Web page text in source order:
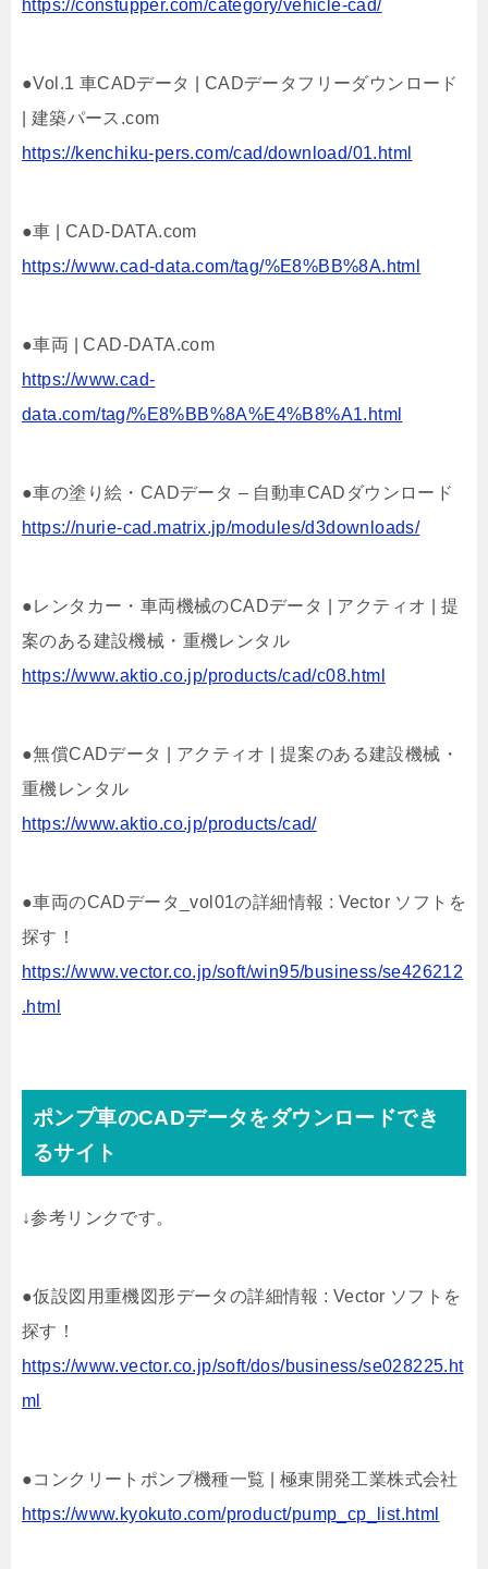
https://constupper.com/category/vehicle-cad/
●Vol.1 車CADデータ | CADデータフリーダウンロード
| 建築パース.com
https://kenchiku-pers.com/cad/download/01.html
●車 | CAD-DATA.com
https://www.cad-data.com/tag/%E8%BB%8A.html
●車両 | CAD-DATA.com
https://www.cad-
data.com/tag/%E8%BB%8A%E4%B8%A1.html
●車の塗り絵・CADデータ – 自動車CADダウンロード
https://nurie-cad.matrix.jp/modules/d3downloads/
●レンタカー・車両機械のCADデータ | アクティオ | 提
案のある建設機械・重機レンタル
https://www.aktio.co.jp/products/cad/c08.html
●無償CADデータ | アクティオ | 提案のある建設機械・
重機レンタル
https://www.aktio.co.jp/products/cad/
●車両のCADデータ_vol01の詳細情報 : Vector ソフトを
探す！
https://www.vector.co.jp/soft/win95/business/se426212
.html
ポンプ車のCADデータをダウンロードでき
るサイト
↓参考リンクです。
●仮設図用重機図形データの詳細情報 : Vector ソフトを
探す！
https://www.vector.co.jp/soft/dos/business/se028225.ht
ml
●コンクリートポンプ機種一覧 | 極東開発工業株式会社
https://www.kyokuto.com/product/pump_cp_list.html